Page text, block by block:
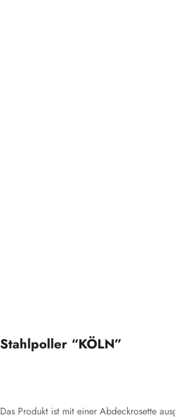
Stahlpoller “KÖLN”
Das Produkt ist mit einer Abdeckrosette